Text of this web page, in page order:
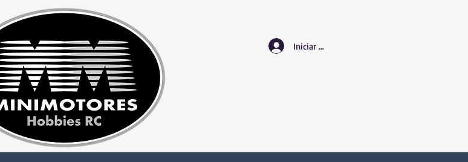
Iniciar sesión